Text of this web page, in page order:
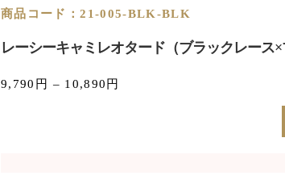
商品コード：21-005-BLK-BLK
レーシーキャミレオタード（ブラックレース×
9,790 円 – 10,890 円